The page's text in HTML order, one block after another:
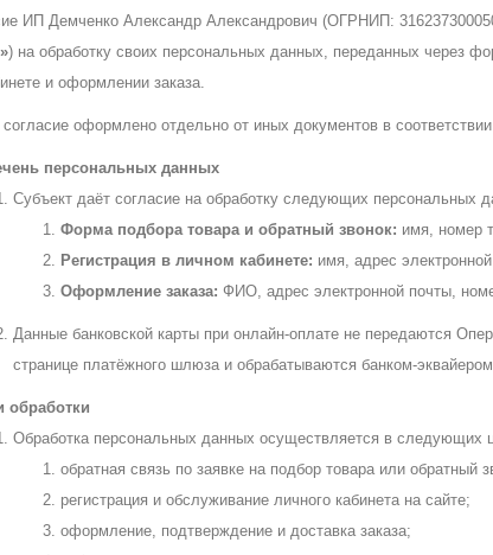
ИП Демченко Александр Александрович (ОГРНИП:
) на обработку своих персональных данных, переданных через
и оформлении заказа.
оформлено отдельно от иных документов в
персональных данных
Субъект даёт согласие на обработку следующих персональных
Форма подбора товара и обратный звонок: имя, номер
Регистрация в личном кабинете: имя, адрес
Оформление заказа: ФИО, адрес электронной почты,
Данные банковской карты при онлайн-оплате не передаются
странице платёжного шлюза и обрабатываются банком-эквайером.
обработки
Обработка персональных данных осуществляется в следующих
обратная связь по заявке на подбор товара или обратный
регистрация и обслуживание личного кабинета на сайте;
оформление, подтверждение и доставка заказа;